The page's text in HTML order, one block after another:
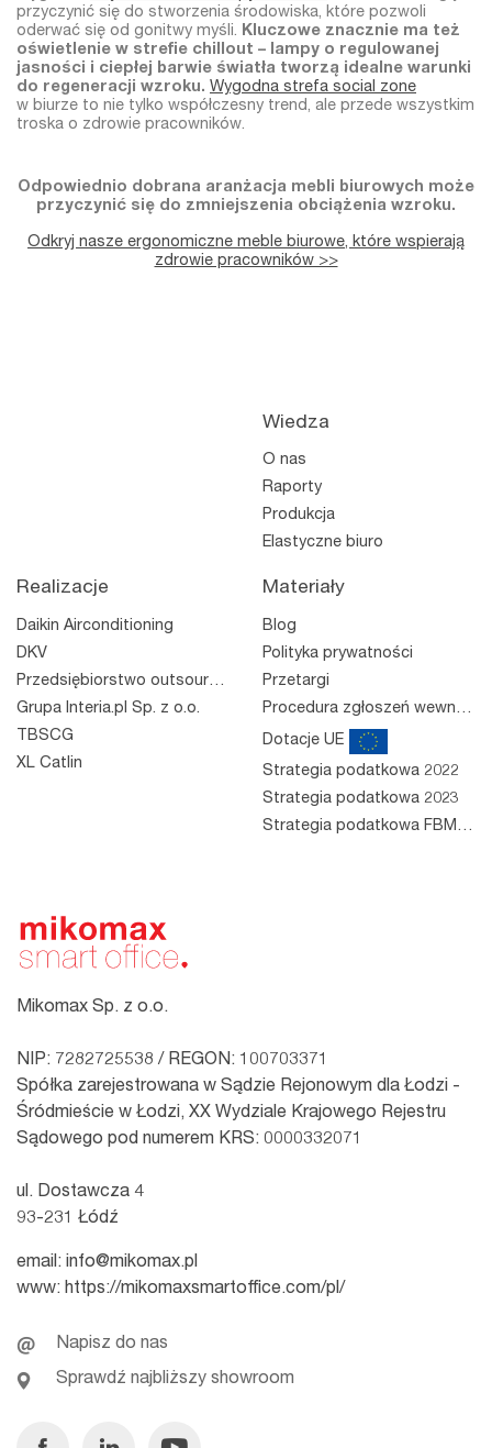
przyczynić się do stworzenia środowiska, które pozwoli
oderwać się od gonitwy myśli. Kluczowe znacznie ma też
oświetlenie w strefie chillout – lampy o regulowanej
jasności i ciepłej barwie światła tworzą idealne warunki
do regeneracji wzroku. Wygodna strefa social zone
w biurze to nie tylko współczesny trend, ale przede wszystkim
troska o zdrowie pracowników.
Odpowiednio dobrana aranżacja mebli biurowych może
przyczynić się do zmniejszenia obciążenia wzroku.
Odkryj nasze ergonomiczne meble biurowe, które wspierają
zdrowie pracowników >>
Mikomax Sp. z o.o.
NIP: 7282725538 / REGON: 100703371
Spółka zarejestrowana w Sądzie Rejonowym dla Łodzi -
Śródmieście w Łodzi, XX Wydziale Krajowego Rejestru
Sądowego pod numerem KRS: 0000332071
ul. Dostawcza 4
93-231 Łódź
email: info@mikomax.pl
www: https://mikomaxsmartoffice.com/pl/
Napisz do nas
Sprawdź najbliższy showroom
FacebookLinkedinYoutube
Wiedza
O nas
Raporty
Produkcja
Elastyczne biuro
Realizacje
Daikin Airconditioning
DKV
Przedsiębiorstwo outsourcingowe
Grupa Interia.pl Sp. z o.o.
TBSCG
XL Catlin
Materiały
Blog
Polityka prywatności
Przetargi
Procedura zgłoszeń wewnętrznych
Dotacje UE
Strategia podatkowa 2022
Strategia podatkowa 2023
Strategia podatkowa FBM 2023